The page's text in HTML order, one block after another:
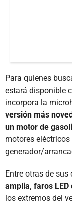
Para quienes
estará disponible
incorpora la
versión más
un motor de
motores
generador/
Entre otras de
amplia, faros
los extremos del